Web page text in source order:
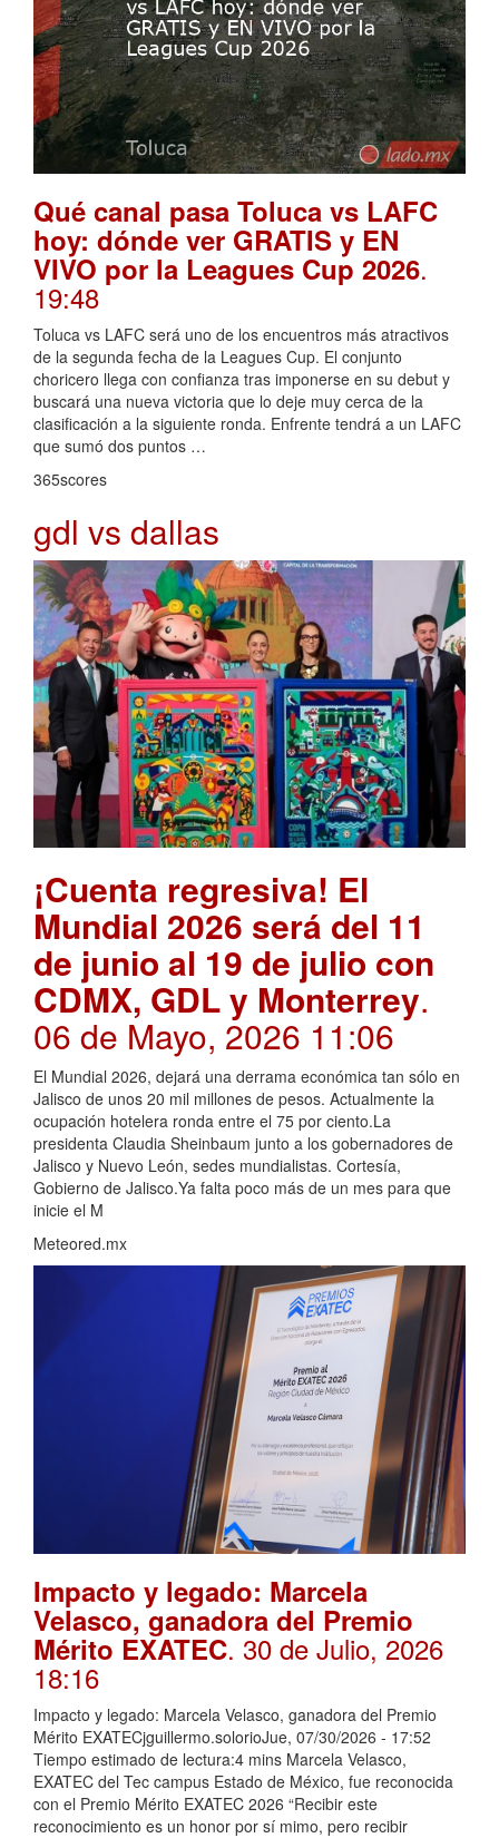
Qué canal pasa Toluca vs LAFC
hoy: dónde ver GRATIS y EN
VIVO por la Leagues Cup 2026.
19:48
Toluca vs LAFC será uno de los encuentros más atractivos
de la segunda fecha de la Leagues Cup. El conjunto
choricero llega con confianza tras imponerse en su debut y
buscará una nueva victoria que lo deje muy cerca de la
clasificación a la siguiente ronda. Enfrente tendrá a un LAFC
que sumó dos puntos …
365scores
gdl vs dallas
¡Cuenta regresiva! El
Mundial 2026 será del 11
de junio al 19 de julio con
CDMX, GDL y Monterrey.
06 de Mayo, 2026 11:06
El Mundial 2026, dejará una derrama económica tan sólo en
Jalisco de unos 20 mil millones de pesos. Actualmente la
ocupación hotelera ronda entre el 75 por ciento.La
presidenta Claudia Sheinbaum junto a los gobernadores de
Jalisco y Nuevo León, sedes mundialistas. Cortesía,
Gobierno de Jalisco.Ya falta poco más de un mes para que
inicie el M
Meteored.mx
Impacto y legado: Marcela
Velasco, ganadora del Premio
Mérito EXATEC. 30 de Julio, 2026
18:16
Impacto y legado: Marcela Velasco, ganadora del Premio
Mérito EXATECjguillermo.solorioJue, 07/30/2026 - 17:52
Tiempo estimado de lectura:4 mins Marcela Velasco,
EXATEC del Tec campus Estado de México, fue reconocida
con el Premio Mérito EXATEC 2026 “Recibir este
reconocimiento es un honor por sí mimo, pero recibir